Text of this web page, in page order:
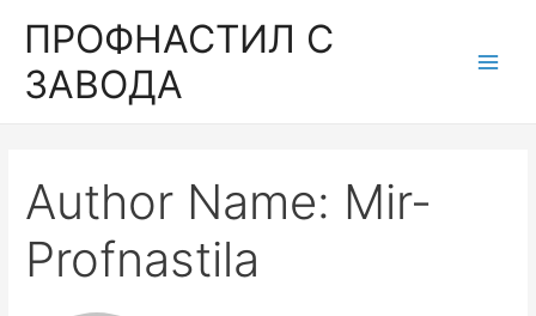
ПРОФНАСТИЛ С
ЗАВОДА
Author Name: Mir-
Profnastila